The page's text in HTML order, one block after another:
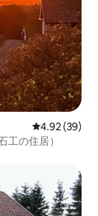
レビュー39
4.92 (39)
の住居）